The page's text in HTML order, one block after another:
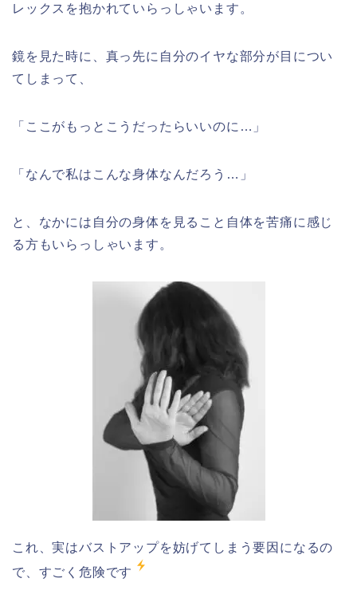
レックスを抱かれていらっしゃいます。
鏡を見た時に、真っ先に自分のイヤな部分が目につい
てしまって、
「ここがもっとこうだったらいいのに…」
「なんで私はこんな身体なんだろう…」
と、なかには自分の身体を見ること自体を苦痛に感じ
る方もいらっしゃいます。
これ、実はバストアップを妨げてしまう要因になるの
で、すごく危険です